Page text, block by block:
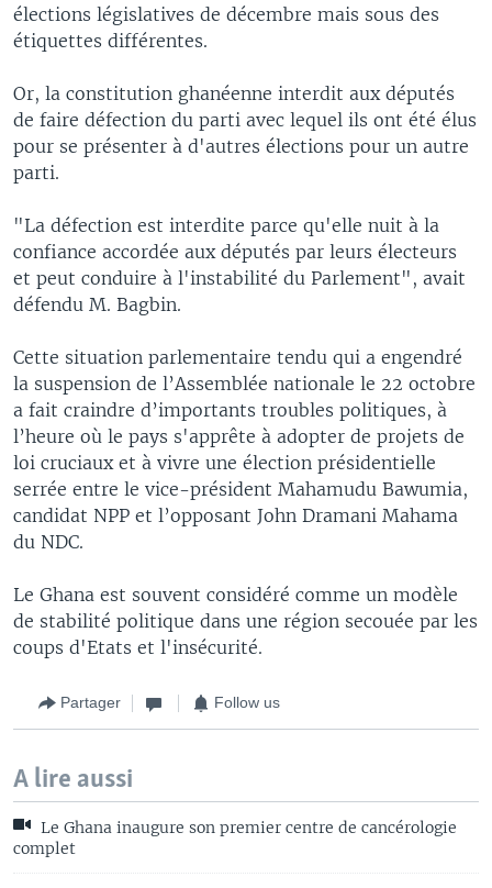
élections législatives de décembre mais sous des
étiquettes différentes.
Or, la constitution ghanéenne interdit aux députés
de faire défection du parti avec lequel ils ont été élus
pour se présenter à d'autres élections pour un autre
parti.
"La défection est interdite parce qu'elle nuit à la
confiance accordée aux députés par leurs électeurs
et peut conduire à l'instabilité du Parlement", avait
défendu M. Bagbin.
Cette situation parlementaire tendu qui a engendré
la suspension de l’Assemblée nationale le 22 octobre
a fait craindre d’importants troubles politiques, à
l’heure où le pays s'apprête à adopter de projets de
loi cruciaux et à vivre une élection présidentielle
serrée entre le vice-président Mahamudu Bawumia,
candidat NPP et l’opposant John Dramani Mahama
du NDC.
Le Ghana est souvent considéré comme un modèle
de stabilité politique dans une région secouée par les
coups d'Etats et l'insécurité.
Partager Follow us
A lire aussi
Le Ghana inaugure son premier centre de cancérologie
complet